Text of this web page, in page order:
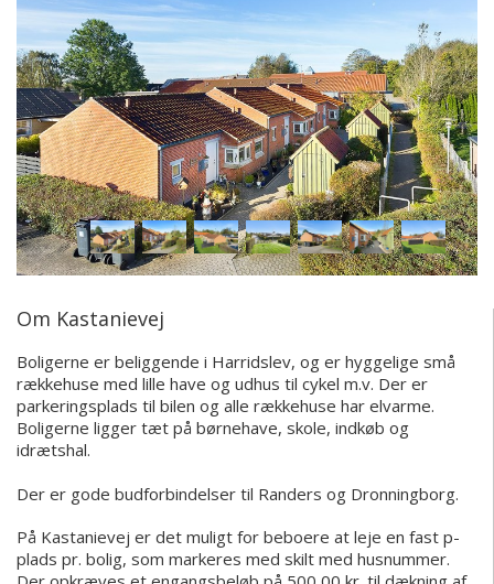
Om Kastanievej
Boligerne er beliggende i Harridslev, og er hyggelige små
rækkehuse med lille have og udhus til cykel m.v. Der er
parkeringsplads til bilen og alle rækkehuse har elvarme.
Boligerne ligger tæt på børnehave, skole, indkøb og
idrætshal.
Der er gode budforbindelser til Randers og Dronningborg.
På Kastanievej er det muligt for beboere at leje en fast p-
plads pr. bolig, som markeres med skilt med husnummer.